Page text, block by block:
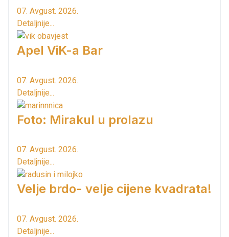
07. Avgust. 2026.
Detaljnije...
Apel ViK-a Bar
07. Avgust. 2026.
Detaljnije...
Foto: Mirakul u prolazu
07. Avgust. 2026.
Detaljnije...
Velje brdo- velje cijene kvadrata!
07. Avgust. 2026.
Detaljnije...